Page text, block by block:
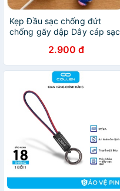
Kẹp Đầu sạc chống đứt
chống gãy dập Dây cáp sạc
2.900 đ